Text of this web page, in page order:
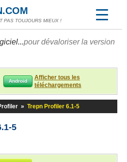
PAS TOUJOURS MIEUX !
pour dévaloriser la version
Android
Afficher tous les
téléchargements
» Trepn Profiler 6.1-5
5